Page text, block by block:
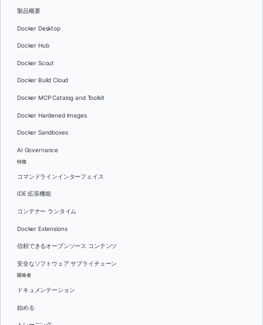
製品概要
Docker Desktop
Docker Hub
Docker Scout
Docker Build Cloud
Docker MCP Catalog and Toolkit
Docker Hardened Images
Docker Sandboxes
AI Governance
特徴
コマンドラインインターフェイス
IDE 拡張機能
コンテナー ランタイム
Docker Extensions
信頼できるオープンソース コンテンツ
安全なソフトウェア サプライチェーン
開発者
ドキュメンテーション
始める